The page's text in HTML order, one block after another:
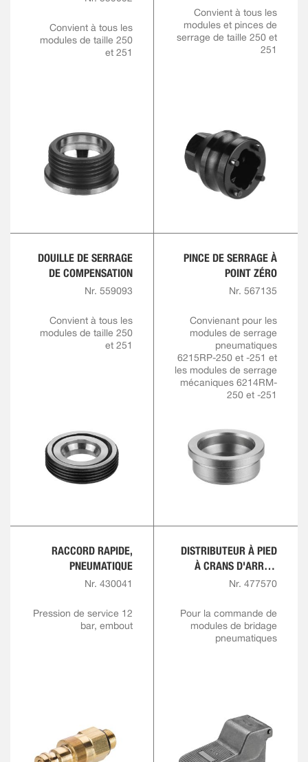
Convient à tous les
modules de taille 250
et 251
Convient à tous les
modules et pinces de
serrage de taille 250 et
251
DOUILLE DE SERRAGE
DE COMPENSATION
Nr. 559093
Convient à tous les
modules de taille 250
et 251
PINCE DE SERRAGE À
POINT ZÉRO
Nr. 567135
Convienant pour les
modules de serrage
pneumatiques
6215RP-250 et -251 et
les modules de serrage
mécaniques 6214RM-
250 et -251
RACCORD RAPIDE,
PNEUMATIQUE
Nr. 430041
Pression de service 12
bar, embout
DISTRIBUTEUR À PIED
À CRANS D'ARRÊT,
PNEUMATIQUE
Nr. 477570
Pour la commande de
modules de bridage
pneumatiques